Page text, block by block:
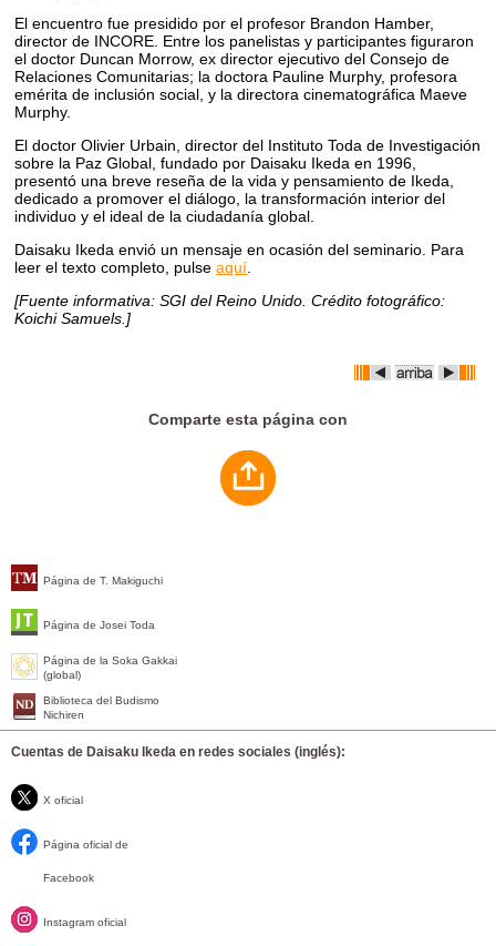
Página de T. Makiguchi
Página de Josei Toda
Página de la Soka Gakkai
(global)
Biblioteca del Budismo
Nichiren
Cuentas de Daisaku Ikeda en redes sociales (inglés):
X oficial
Página oficial de
Facebook
Instagram oficial
El encuentro fue presidido por el profesor Brandon Hamber,
director de INCORE. Entre los panelistas y participantes figuraron
el doctor Duncan Morrow, ex director ejecutivo del Consejo de
Relaciones Comunitarias; la doctora Pauline Murphy, profesora
emérita de inclusión social, y la directora cinematográfica Maeve
Murphy.
El doctor Olivier Urbain, director del Instituto Toda de Investigación
sobre la Paz Global, fundado por Daisaku Ikeda en 1996,
presentó una breve reseña de la vida y pensamiento de Ikeda,
dedicado a promover el diálogo, la transformación interior del
individuo y el ideal de la ciudadanía global.
Daisaku Ikeda envió un mensaje en ocasión del seminario. Para
leer el texto completo, pulseaquí
[Fuente informativa: SGI del Reino Unido. Crédito fotográfico:
Koichi Samuels.]
Comparte esta página con